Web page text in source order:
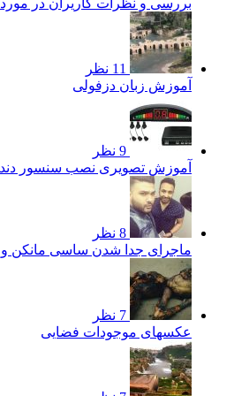
11 نظر
آموزش زبان دزفولی
9 نظر
آموزش تصویری نصب سنسور
8 نظر
ماجرای جدا شدن ساسی مانکن
7 نظر
عکسهای موجودات فضایی